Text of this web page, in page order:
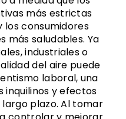
más estrictas
los consumidores
más saludables. Ya
industriales o
del aire puede
laboral, una
inquilinos y efectos
plazo. Al tomar